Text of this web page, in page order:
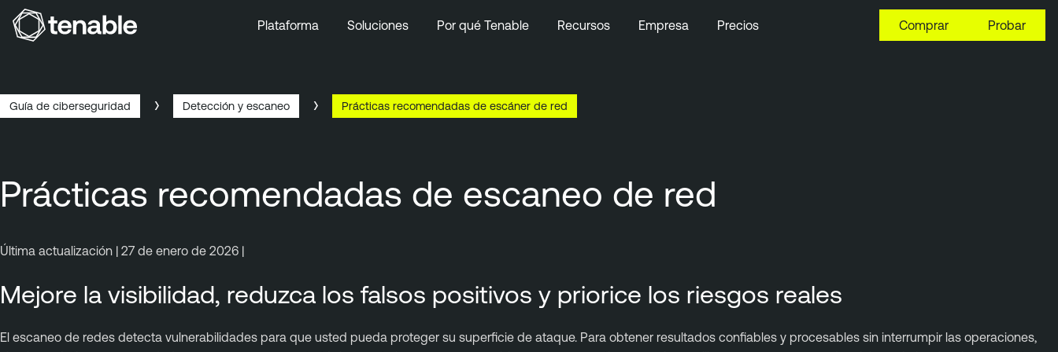
Ir al pie de página
Plataforma Soluciones Por qué Tenable Recursos Empresa Precios Comprar Probar
Guía de ciberseguridad Detección y escaneo Prácticas recomendadas de escáner de red
Prácticas recomendadas de escaneo de red
Última actualización | 27 de enero de 2026 |
Mejore la visibilidad, reduzca los falsos positivos y priorice los riesgos reales
El escaneo de redes detecta vulnerabilidades para que usted pueda proteger su superficie de ataque. Para obtener resultados confiables y procesables sin interrumpir las operaciones,